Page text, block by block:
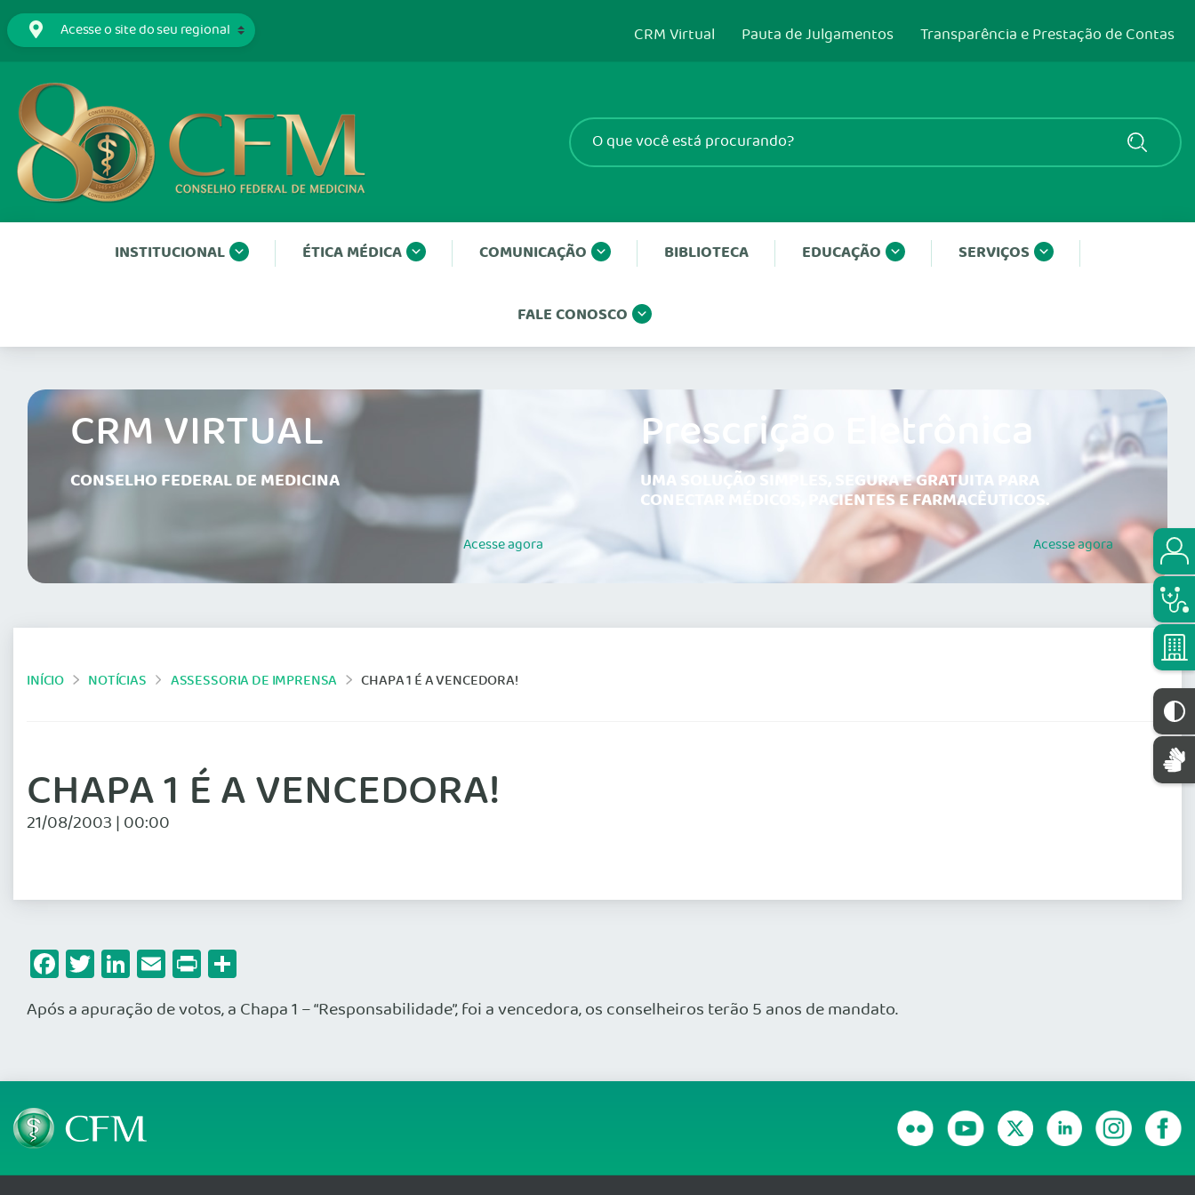
CRM Virtual Pauta de Julgamentos Transparência e Prestação de Contas
INSTITUCIONAL ÉTICA MÉDICA COMUNICAÇÃO BIBLIOTECA EDUCAÇÃO SERVIÇOS
FALE CONOSCO
CRM VIRTUAL
CONSELHO FEDERAL DE MEDICINA
Acesseagora
Prescrição Eletrônica
UMA SOLUÇÃO SIMPLES, SEGURA E GRATUITA PARA
CONECTAR MÉDICOS, PACIENTES E FARMACÊUTICOS.
Acesseagora
INÍCIO NOTÍCIAS ASSESSORIA DE IMPRENSA CHAPA 1 É A VENCEDORA!
CHAPA 1 É A VENCEDORA!
21/08/2003 | 00:00
Facebook
Twitter
LinkedIn
Email
Print
Após a apuração de votos, a Chapa 1 – “Responsabilidade”, foi a vencedora, os conselheiros terão 5 anos de mandato.